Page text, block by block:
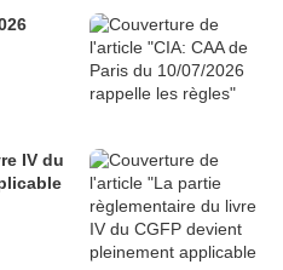
IV du